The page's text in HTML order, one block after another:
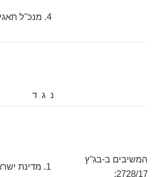
4. מנכ"ל תאגיד השידור
נ ג ד
המשיבים ב-בג"ץ
2728/17:
1. מדינת ישראל – ממשלת ישראל